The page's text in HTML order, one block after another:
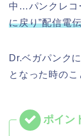
中…パンクレコ
に戻り”配信電
Dr.ベガパンク
となった時のこ